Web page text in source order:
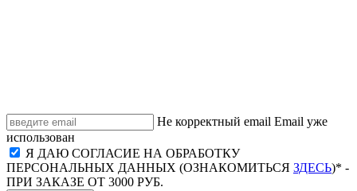
Не корректный email Email уже
использован
Я ДАЮ СОГЛАСИЕ НА ОБРАБОТКУ
ПЕРСОНАЛЬНЫХ ДАННЫХ (ОЗНАКОМИТЬСЯ ЗДЕСЬ)* -
ПРИ ЗАКАЗЕ ОТ 3000 РУБ.